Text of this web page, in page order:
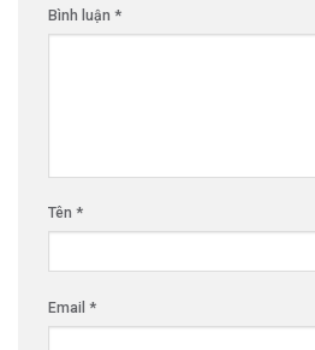
Bình luận *
Tên *
Email *